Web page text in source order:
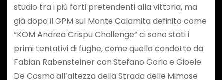
studio tra i più forti pretendenti alla vittoria, ma
già dopo il GPM sul Monte Calamita definito come
“KOM Andrea Crispu Challenge” ci sono stati i
primi tentativi di fughe, come quello condotto da
Fabian Rabensteiner con Stefano Goria e Gioele
De Cosmo all’altezza della Strada delle Mimose